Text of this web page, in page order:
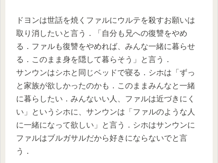
ドヨンは世話を焼くファルにウルテを殺すお願いは
取り消したいと言う．「自分も兄への復讐をやめ
る．ファルも復讐をやめれば、みんな一緒に暮らせ
る．このまま身を隠して暮らそう」と言う．
サンウンはシホと同じベッドで寝る．シホは「ずっ
と家族が欲しかったのかも．このままみんなと一緒
に暮らしたい．みんないい人、ファルは近づきにく
い」というシホに、サンウンは「ファルのような人
に一緒になって欲しい」と言う．シホはサンウンに
ファルはブルガサルだから好きにならないでと言
う．